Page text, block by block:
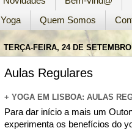
Yoga
Quem Somos
TERÇA-FEIRA, 24 DE
Aulas Regulares
+ YOGA EM LISBOA: AULAS
Para dar início a mais um
experimenta os benefícios do